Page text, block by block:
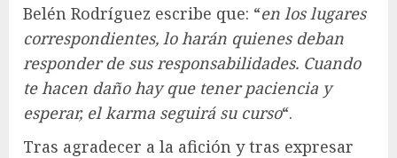
Belén Rodríguez escribe que: “en los lugares
correspondientes, lo harán quienes deban
responder de sus responsabilidades. Cuando
te hacen daño hay que tener paciencia y
esperar, el karma seguirá su curso“.
Tras agradecer a la afición y tras expresar